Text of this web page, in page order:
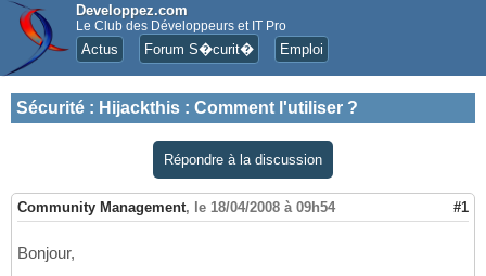
Developpez.com
Le Club des Développeurs et IT Pro
Actus Forum S�curit� Emploi
Sécurité : Hijackthis : Comment l'utiliser ?
Répondre à la discussion
Community Management, le 18/04/2008 à 09h54 #1
Bonjour,